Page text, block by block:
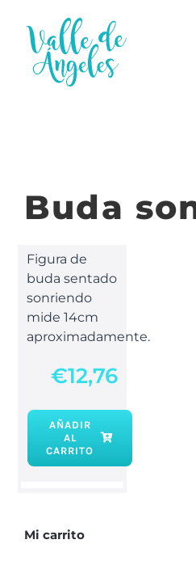
contenido
Buda
Figura de
buda sentado
sonriendo
mide 14cm
aproximadamente.
€12,76
sonriendo
AÑADIR
AL
CARRITO
Mi carrito